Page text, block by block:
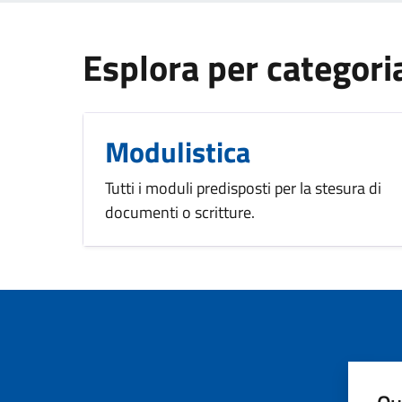
Esplora per
Modulistica
Tutti i moduli predisposti per la stesura di
documenti o scritture.